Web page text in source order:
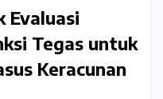
Evaluasi
Tegas untuk
Keracunan